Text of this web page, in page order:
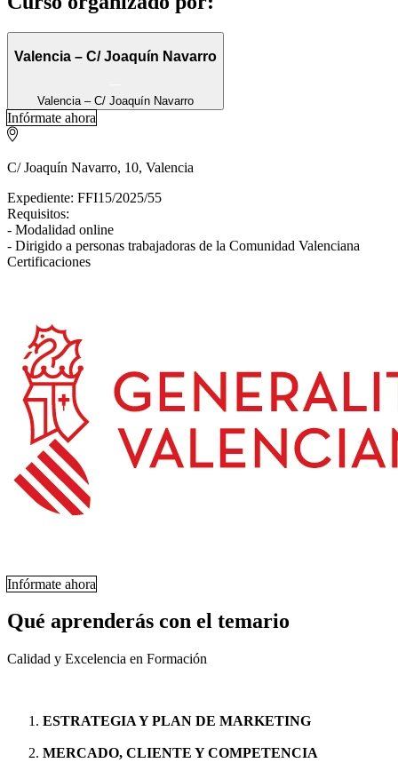
Valencia – C/ Joaquín Navarro
Valencia – C/ Joaquín Navarro
Infórmate ahora
C/ Joaquín Navarro, 10, Valencia
Expediente: FFI15/2025/55
Requisitos:
- Modalidad online
- Dirigido a personas trabajadoras de la Comunidad Valenciana
Certificaciones
Infórmate ahora
Qué aprenderás con el temario
Calidad y Excelencia en Formación
ESTRATEGIA Y PLAN DE MARKETING
MERCADO, CLIENTE Y COMPETENCIA